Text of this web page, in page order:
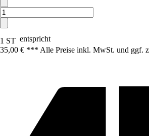
1 ST entspricht
35,00 € *** Alle Preise inkl. MwSt. und ggf.